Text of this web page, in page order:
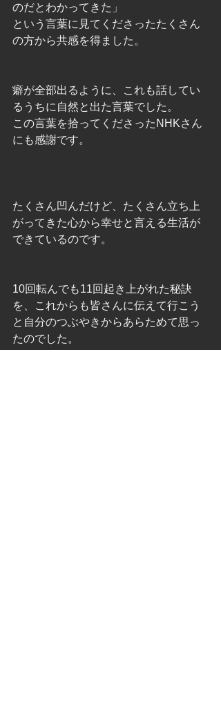
のだとわかってきた」
という言葉に見てくださったたくさん
の方から共感を得ました。
癖が全部出るように、これも話してい
るうちに自然と出た言葉でした。
この言葉を拾ってくださったNHKさん
にも感謝です。
たくさん凹んだけど、たくさん立ち上
がってきた心から幸せと言える生活が
できているのです。
10回転んでも11回起き上がれた秘訣
を、これからも皆さんに伝えて行こう
と自分のつぶやきからあらためて思っ
たのでした。